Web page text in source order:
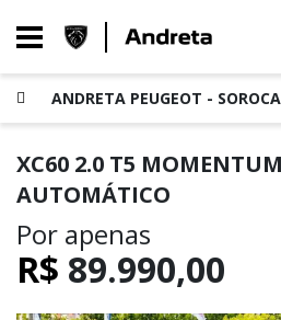
ANDRETA PEUGEOT -
XC60 2.0 T5
AUTOMÁTICO
Por apenas
R$ 89.990,00